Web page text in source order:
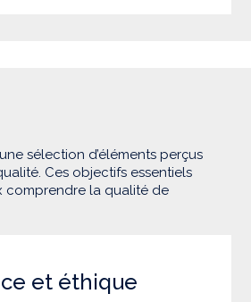
sélection d’éléments perçus
Ces objectifs essentiels
comprendre la qualité de
et éthique